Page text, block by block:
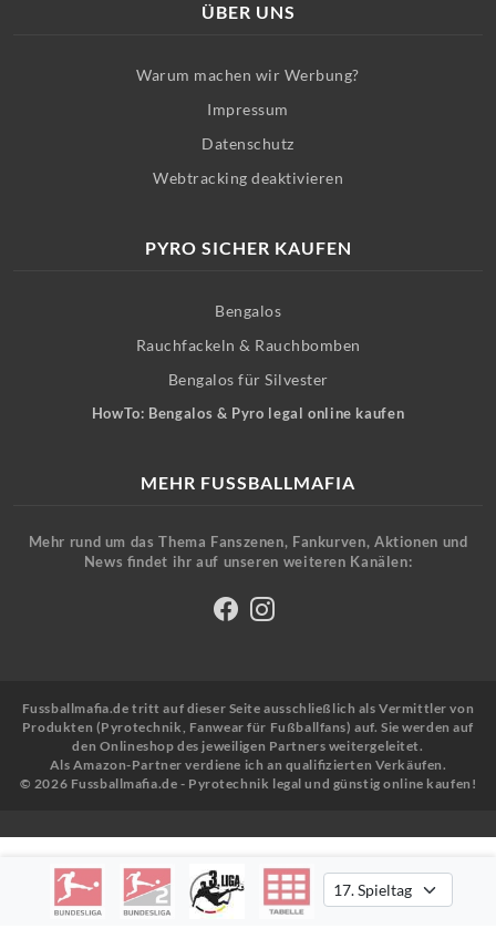
ÜBER UNS
Warum machen wir Werbung?
Impressum
Datenschutz
Webtracking deaktivieren
PYRO SICHER KAUFEN
Bengalos
Rauchfackeln & Rauchbomben
Bengalos für Silvester
HowTo: Bengalos & Pyro legal online kaufen
MEHR FUSSBALLMAFIA
Mehr rund um das Thema Fanszenen, Fankurven, Aktionen und
News findet ihr auf unseren weiteren Kanälen:
Fussballmafia.de tritt auf dieser Seite ausschließlich als Vermittler von
Produkten (Pyrotechnik, Fanwear für Fußballfans) auf. Sie werden auf
den Onlineshop des jeweiligen Partners weitergeleitet.
Als Amazon-Partner verdiene ich an qualifizierten Verkäufen.
© 2026 Fussballmafia.de - Pyrotechnik legal und günstig online kaufen!